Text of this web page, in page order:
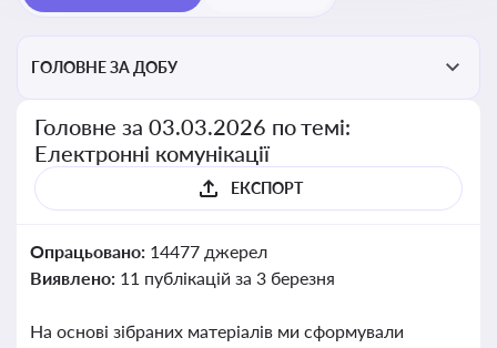
ГОЛОВНЕ ЗА ДОБУ
Головне за 03.03.2026 по темі:
Електронні комунікації
ЕКСПОРТ
Опрацьовано: 14477 джерел
Виявлено: 11 публікацій за 3 березня
На основі зібраних матеріалів ми сформували